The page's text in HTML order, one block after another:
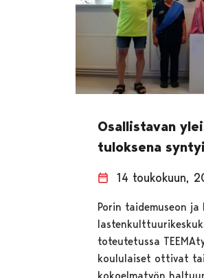
Osallistavan
tuloksena
14 toukokuun,
Porin taidemuseon ja
toteutetussa
koululaiset ottivat